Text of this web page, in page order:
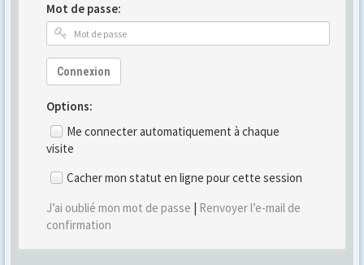
Mot de passe:
Connexion
Options:
Me connecter automatiquement à chaque
visite
Cacher mon statut en ligne pour cette session
J’ai oublié mon mot de passe | Renvoyer l’e-mail de
confirmation